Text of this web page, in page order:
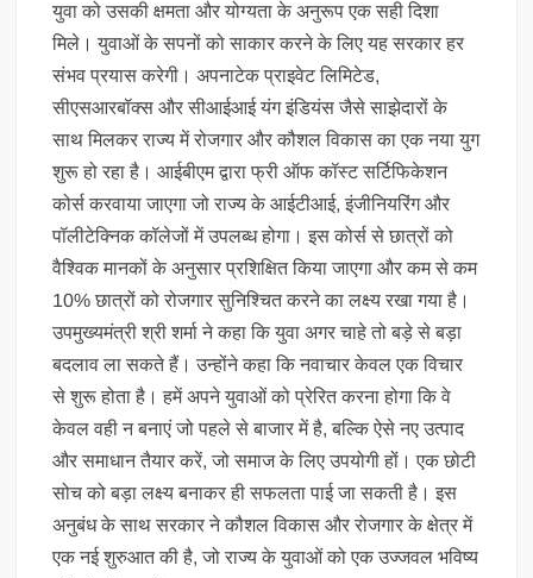
युवा को उसकी क्षमता और योग्यता के अनुरूप एक सही दिशा
मिले। युवाओं के सपनों को साकार करने के लिए यह सरकार हर
संभव प्रयास करेगी। अपनाटेक प्राइवेट लिमिटेड,
सीएसआरबॉक्स और सीआईआई यंग इंडियंस जैसे साझेदारों के
साथ मिलकर राज्य में रोजगार और कौशल विकास का एक नया युग
शुरू हो रहा है। आईबीएम द्वारा फ्री ऑफ कॉस्ट सर्टिफिकेशन
कोर्स करवाया जाएगा जो राज्य के आईटीआई, इंजीनियरिंग और
पॉलीटेक्निक कॉलेजों में उपलब्ध होगा। इस कोर्स से छात्रों को
वैश्विक मानकों के अनुसार प्रशिक्षित किया जाएगा और कम से कम
10% छात्रों को रोजगार सुनिश्चित करने का लक्ष्य रखा गया है।
उपमुख्यमंत्री श्री शर्मा ने कहा कि युवा अगर चाहे तो बड़े से बड़ा
बदलाव ला सकते हैं। उन्होंने कहा कि नवाचार केवल एक विचार
से शुरू होता है। हमें अपने युवाओं को प्रेरित करना होगा कि वे
केवल वही न बनाएं जो पहले से बाजार में है, बल्कि ऐसे नए उत्पाद
और समाधान तैयार करें, जो समाज के लिए उपयोगी हों। एक छोटी
सोच को बड़ा लक्ष्य बनाकर ही सफलता पाई जा सकती है। इस
अनुबंध के साथ सरकार ने कौशल विकास और रोजगार के क्षेत्र में
एक नई शुरुआत की है, जो राज्य के युवाओं को एक उज्जवल भविष्य